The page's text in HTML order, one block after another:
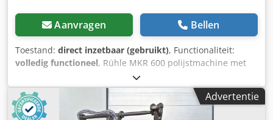
Aanvragen Bellen
Toestand: direct inzetbaar (gebruikt), Functionaliteit:
volledig functioneel, Rühle MKR 600 polijstmachine met
koeling Display vernieuwd Codpozmp R Asfx Acweha
Verkoop namens een klant van een functionerende
machine, zonder garantie en zonder mogelijkheid tot
retourneren.
Advertentie